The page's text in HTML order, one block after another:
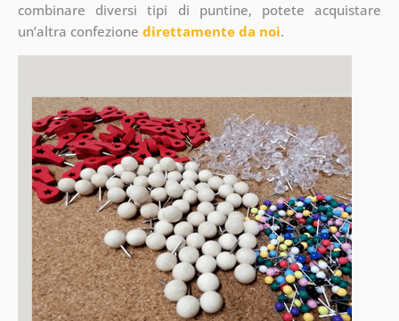
combinare diversi tipi di puntine, potete acquistare
un’altra confezione direttamente da noi.